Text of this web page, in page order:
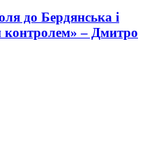
до Бердянська і
контролем» – Дмитро